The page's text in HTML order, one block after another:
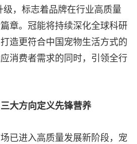
，标志着品牌在行业高质量
章。冠能将持续深化全球科研
造更符合中国宠物生活方式的
消费者需求的同时，引领全行
大方向定义先锋营养
已进入高质量发展新阶段，宠